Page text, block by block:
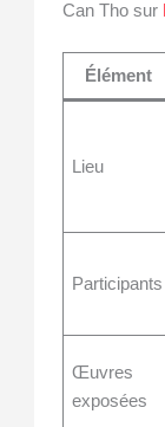
Can Tho sur
Élément
Lieu
Participants
Œuvres
exposées